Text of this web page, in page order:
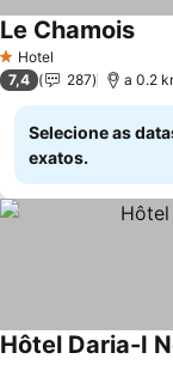
1 Estrelas
Hotel
Le Chamois
7,4 287 a 0.2
Selecione as
exatos.
Hôtel Daria-I